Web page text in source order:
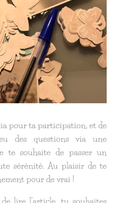
pour ta participation, et de
des questions via une
te souhaite de passer un
sérénité. Au plaisir de te
pour de vrai !
lire l’article, tu souhaites